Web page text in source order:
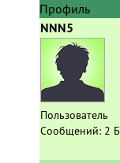
Профиль
NNN5
Пользователь
Сообщений: 2